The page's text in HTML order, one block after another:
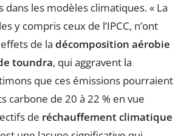
dans les modèles climatiques. « La
y compris ceux de l’IPCC, n’ont
de la décomposition aérobie
toundra, qui aggravent la
que ces émissions pourraient
carbone de 20 à 22 % en vue
de réchauffement climatique